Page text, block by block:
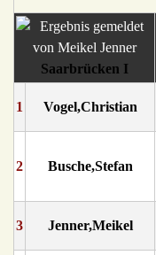
Saarbrücken I
1 Vogel,Christian
2 Busche,Stefan
3 Jenner,Meikel